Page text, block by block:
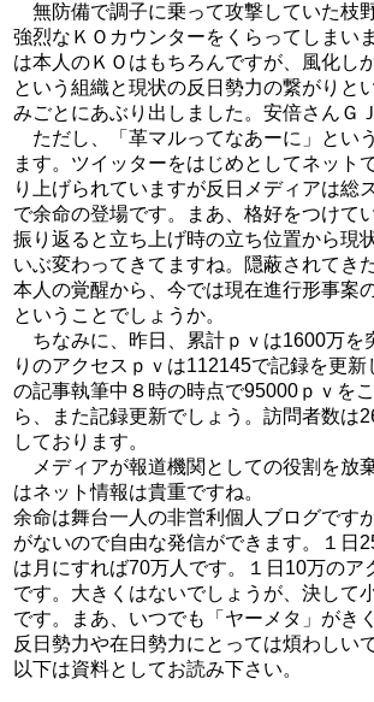
無防備で調子に乗って攻撃していた枝
強烈なＫＯカウンターをくらってしまい
は本人のＫＯはもちろんですが、風化し
という組織と現状の反日勢力の繋がりと
みごとにあぶり出しました。安倍さんＧ
ただし、「革マルってなあーに」とい
ます。ツイッターをはじめとしてネット
り上げられていますが反日メディアは総
で余命の登場です。まあ、格好をつけて
振り返ると立ち上げ時の立ち位置から現
いぶ変わってきてますね。隠蔽されてき
本人の覚醒から、今では現在進行形事案
ということでしょうか。
ちなみに、昨日、累計ｐｖは1600万を
りのアクセスｐｖは112145で記録を更新
の記事執筆中８時の時点で95000ｐｖを
ら、また記録更新でしょう。訪問者数は
しております。
メディアが報道機関としての役割を放
はネット情報は貴重ですね。
余命は舞台一人の非営利個人ブログです
がないので自由な発信ができます。１日
は月にすれば70万人です。１日10万のア
です。大きくはないでしょうが、決して
です。まあ、いつでも「ヤーメタ」がき
反日勢力や在日勢力にとっては煩わしい
以下は資料としてお読み下さい。